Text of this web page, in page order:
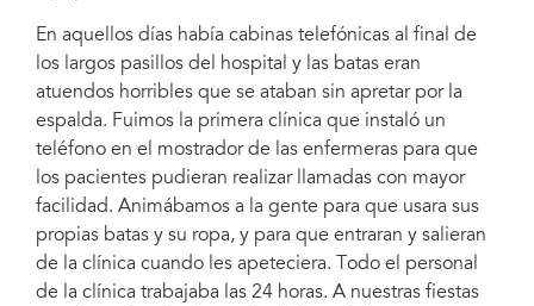
En aquellos días había cabinas telefónicas al final de
los largos pasillos del hospital y las batas eran
atuendos horribles que se ataban sin apretar por la
espalda. Fuimos la primera clínica que instaló un
teléfono en el mostrador de las enfermeras para que
los pacientes pudieran realizar llamadas con mayor
facilidad. Animábamos a la gente para que usara sus
propias batas y su ropa, y para que entraran y salieran
de la clínica cuando les apeteciera. Todo el personal
de la clínica trabajaba las 24 horas. A nuestras fiestas